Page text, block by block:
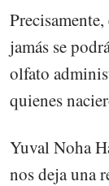
jamás se
olfato
quienes
Yuval Noha
nos deja una